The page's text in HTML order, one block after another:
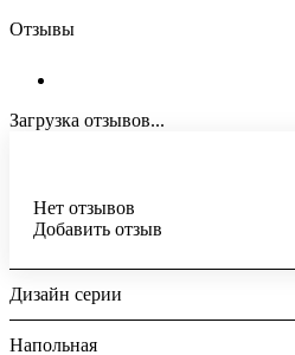
Отзывы
Загрузка отзывов...
Нет отзывов
Добавить отзыв
Дизайн серии
Напольная